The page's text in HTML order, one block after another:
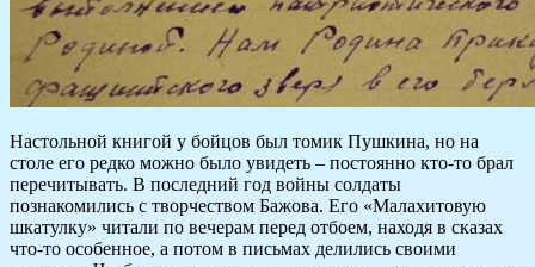
Настольной книгой у бойцов был томик Пушкина, но на
столе его редко можно было увидеть – постоянно кто-то брал
перечитывать. В последний год войны солдаты
познакомились с творчеством Бажова. Его «Малахитовую
шкатулку» читали по вечерам перед отбоем, находя в сказах
что-то особенное, а потом в письмах делились своими